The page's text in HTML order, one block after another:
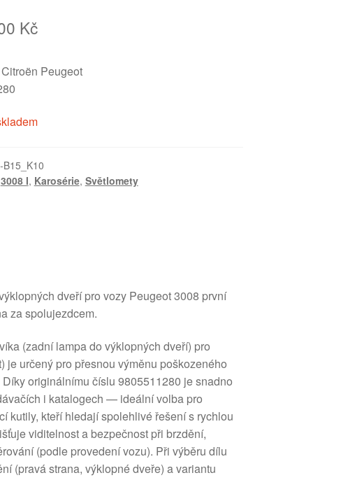
Kč
Peugeot
B15_K10
3008 I, Karosérie, Světlomety
dveří pro vozy Peugeot 3008 první
za spolujezdcem.
(zadní lampa do výklopných dveří) pro
je určený pro přesnou výměnu poškozeného
originálnímu číslu 9805511280 je snadno
i katalogech — ideální volba pro
kutily, kteří hledají spolehlivé řešení s rychlou
viditelnost a bezpečnost při brzdění,
(podle provedení vozu). Při výběru dílu
(pravá strana, výklopné dveře) a variantu